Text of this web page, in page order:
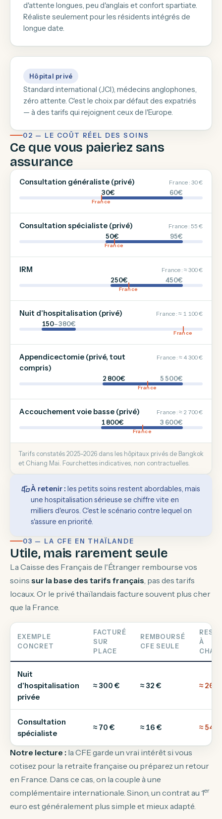
d'attente longues, peu d'anglais et confort spartiate.
Réaliste seulement pour les résidents intégrés de
longue date.
Hôpital privé
Standard international (JCI), médecins anglophones,
zéro attente. C'est le choix par défaut des expatriés
— à des tarifs qui rejoignent ceux de l'Europe.
02 — LE COÛT RÉEL DES SOINS
Ce que vous paieriez sans
assurance
Consultation généraliste (privé) France : 30 €
30€ 60€
France
Consultation spécialiste (privé) France : 55 €
50€ 95€
France
IRM France : ≈ 300 €
250€ 450€
France
Nuit d'hospitalisation (privé) France : ≈ 1 100 €
150–380€
France
Appendicectomie (privé, tout
compris)
France : ≈ 4 300 €
2 800€ 5 500€
France
Accouchement voie basse (privé) France : ≈ 2 700 €
1 800€ 3 600€
France
Tarifs constatés 2025–2026 dans les hôpitaux privés de Bangkok
et Chiang Mai. Fourchettes indicatives, non contractuelles.
À retenir : les petits soins restent abordables, mais
une hospitalisation sérieuse se chiffre vite en
milliers d'euros. C'est le scénario contre lequel on
s'assure en priorité.
03 — LA CFE EN THAÏLANDE
Utile, mais rarement seule
La Caisse des Français de l'Étranger rembourse vos
soins sur la base des tarifs français, pas des tarifs
locaux. Or le privé thaïlandais facture souvent plus cher
que la France.
EXEMPLE
CONCRET
FACTURÉ
SUR
PLACE
REMBOURSÉ
CFE SEULE
À
Nuit
d'hospitalisation
privée
≈ 300 € ≈ 32 € ≈ 268
Consultation
spécialiste
≈ 70 € ≈ 16 € ≈ 54 €
Notre lecture : la CFE garde un vrai intérêt si vous
cotisez pour la retraite française ou préparez un retour
en France. Dans ce cas, on la couple à une
complémentaire internationale. Sinon, un contrat au 1er
euro est généralement plus simple et mieux adapté.